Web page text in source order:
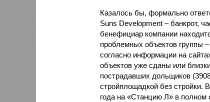
Казалось бы, формально
Suns Development – банкрот,
бенефициар компании
проблемных объектов группы
согласно информации на
объектов уже сданы или
пострадавших дольщиков
стройплощадкой без стройки.
года на «Станцию Л» в полном